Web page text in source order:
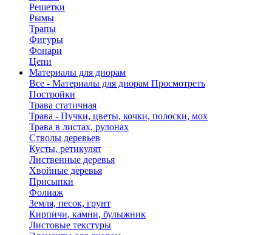
Решетки
Рымы
Трапы
Фигуры
Фонари
Цепи
Материалы для диорам
Все - Материалы для диорам Просмотреть
Постройки
Трава статичная
Трава - Пучки, цветы, кочки, полоски, мох
Трава в листах, рулонах
Стволы деревьев
Кусты, ретикулят
Лиственные деревья
Хвойные деревья
Присыпки
Фолиаж
Земля, песок, грунт
Кирпичи, камни, булыжник
Листовые текстуры